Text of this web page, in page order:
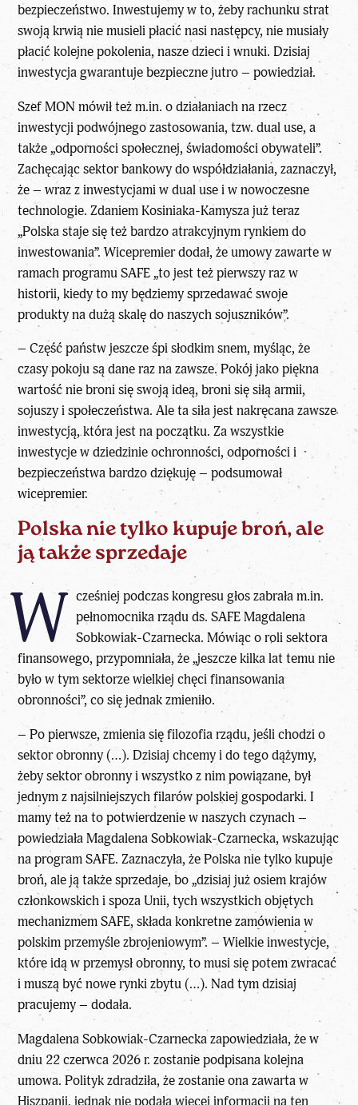
bezpieczeństwo. Inwestujemy w to, żeby rachunku strat
swoją krwią nie musieli płacić nasi następcy, nie musiały
płacić kolejne pokolenia, nasze dzieci i wnuki. Dzisiaj
inwestycja gwarantuje bezpieczne jutro – powiedział.
Szef MON mówił też m.in. o działaniach na rzecz
inwestycji podwójnego zastosowania, tzw. dual use, a
także „odporności społecznej, świadomości obywateli”.
Zachęcając sektor bankowy do współdziałania, zaznaczył,
że – wraz z inwestycjami w dual use i w nowoczesne
technologie. Zdaniem Kosiniaka-Kamysza już teraz
„Polska staje się też bardzo atrakcyjnym rynkiem do
inwestowania”. Wicepremier dodał, że umowy zawarte w
ramach programu SAFE „to jest też pierwszy raz w
historii, kiedy to my będziemy sprzedawać swoje
produkty na dużą skalę do naszych sojuszników”.
– Część państw jeszcze śpi słodkim snem, myśląc, że
czasy pokoju są dane raz na zawsze. Pokój jako piękna
wartość nie broni się swoją ideą, broni się siłą armii,
sojuszy i społeczeństwa. Ale ta siła jest nakręcana zawsze
inwestycją, która jest na początku. Za wszystkie
inwestycje w dziedzinie ochronności, odporności i
bezpieczeństwa bardzo dziękuję – podsumował
wicepremier.
Polska nie tylko kupuje broń, ale
ją także sprzedaje
W cześniej podczas kongresu głos zabrała m.in.
pełnomocnika rządu ds. SAFE Magdalena
Sobkowiak-Czarnecka. Mówiąc o roli sektora
finansowego, przypomniała, że „jeszcze kilka lat temu nie
było w tym sektorze wielkiej chęci finansowania
obronności”, co się jednak zmieniło.
– Po pierwsze, zmienia się filozofia rządu, jeśli chodzi o
sektor obronny (…). Dzisiaj chcemy i do tego dążymy,
żeby sektor obronny i wszystko z nim powiązane, był
jednym z najsilniejszych filarów polskiej gospodarki. I
mamy też na to potwierdzenie w naszych czynach –
powiedziała Magdalena Sobkowiak-Czarnecka, wskazując
na program SAFE. Zaznaczyła, że Polska nie tylko kupuje
broń, ale ją także sprzedaje, bo „dzisiaj już osiem krajów
członkowskich i spoza Unii, tych wszystkich objętych
mechanizmem SAFE, składa konkretne zamówienia w
polskim przemyśle zbrojeniowym”. – Wielkie inwestycje,
które idą w przemysł obronny, to musi się potem zwracać
i muszą być nowe rynki zbytu (…). Nad tym dzisiaj
pracujemy – dodała.
Magdalena Sobkowiak-Czarnecka zapowiedziała, że w
dniu 22 czerwca 2026 r. zostanie podpisana kolejna
umowa. Polityk zdradziła, że zostanie ona zawarta w
Hiszpanii, jednak nie podała więcej informacji na ten